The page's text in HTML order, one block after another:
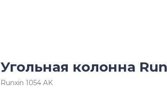
Угольная колонна
Runxin 1054 AK